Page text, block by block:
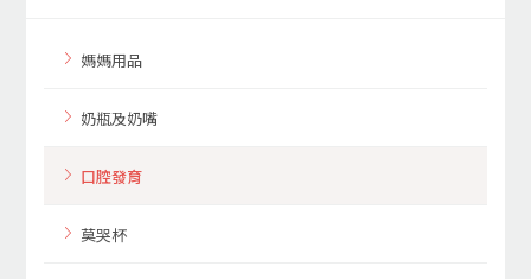
媽媽用品
奶瓶及奶嘴
口腔發育
莫哭杯